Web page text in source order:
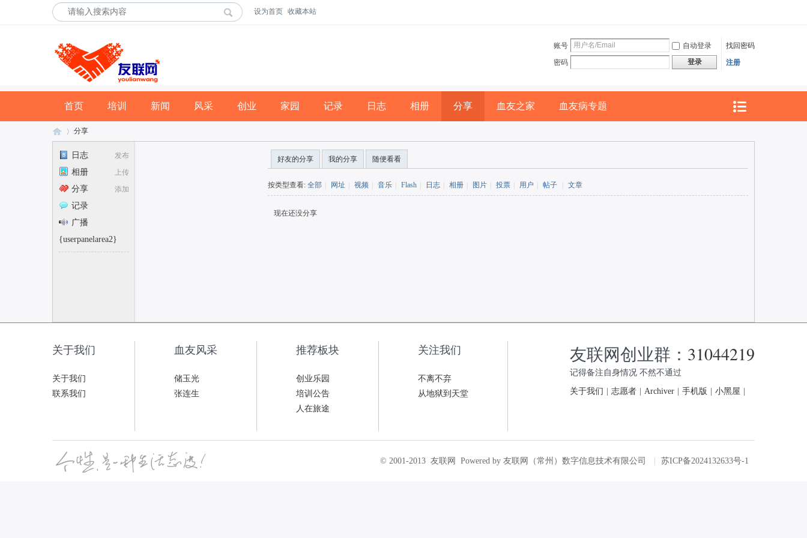
设为首页 收藏本站
账号 自动登录
找回密码
密码
登录 注册
首页 培训 新闻 风采 创业 家园 记录 日志 相册 分享 血友之家 血友病专题
分享
发布
日志
上传
相册
添加
分享
记录
广播
{userpanelarea2}
好友的分享 我的分享 随便看看
按类型查看: 全部 网址 视频 音乐 Flash 日志 相册 图片 投票 用户 帖子 文章
现在还没分享
关于我们
关于我们
联系我们
血友风采
储玉光
张连生
推荐板块
创业乐园
培训公告
人在旅途
关注我们
不离不弃
从地狱到天堂
友联网创业群： 31044219
记得备注自身情况 不然不通过
关于我们 志愿者 Archiver 手机版 小黑屋
© 2001-2013 友联网 Powered by 友联网（常州）数字信息技术有限公司 苏ICP备2024132633号-1